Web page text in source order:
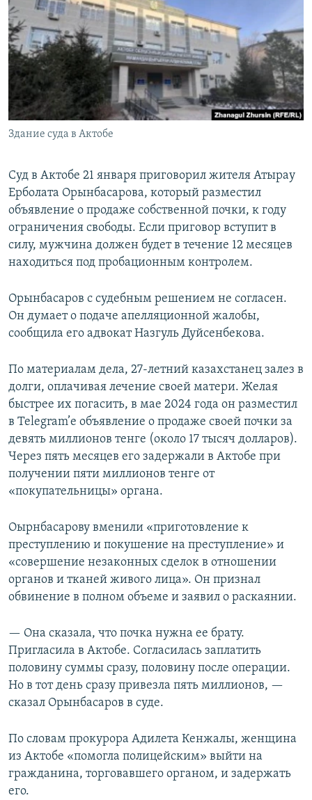
Здание суда в Актобе
Суд в Актобе 21 января приговорил жителя Атырау
Ерболата Орынбасарова, который разместил
объявление о продаже собственной почки, к году
ограничения свободы. Если приговор вступит в
силу, мужчина должен будет в течение 12 месяцев
находиться под пробационным контролем.
Орынбасаров с судебным решением не согласен.
Он думает о подаче апелляционной жалобы,
сообщила его адвокат Назгуль Дуйсенбекова.
По материалам дела, 27-летний казахстанец залез в
долги, оплачивая лечение своей матери. Желая
быстрее их погасить, в мае 2024 года он разместил
в Telegram’е объявление о продаже своей почки за
девять миллионов тенге (около 17 тысяч долларов).
Через пять месяцев его задержали в Актобе при
получении пяти миллионов тенге от
«покупательницы» органа.
Оырнбасарову вменили «приготовление к
преступлению и покушение на преступление» и
«совершение незаконных сделок в отношении
органов и тканей живого лица». Он признал
обвинение в полном объеме и заявил о раскаянии.
— Она сказала, что почка нужна ее брату.
Пригласила в Актобе. Согласилась заплатить
половину суммы сразу, половину после операции.
Но в тот день сразу привезла пять миллионов, —
сказал Орынбасаров в суде.
По словам прокурора Адилета Кенжалы, женщина
из Актобе «помогла полицейским» выйти на
гражданина, торговавшего органом, и задержать
его.